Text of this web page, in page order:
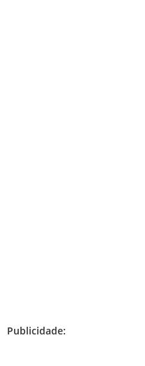
Publicidade: